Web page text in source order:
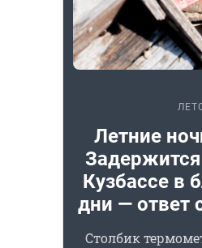
Летние
Кузбассе в
дни — ответ
Столбик